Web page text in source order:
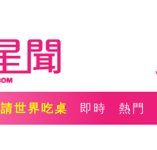
請世界吃桌 即時 熱門